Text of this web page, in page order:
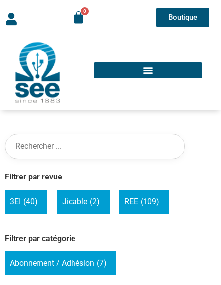
Boutique
Filtrer par revue
3EI (40) Jicable (2) REE (109)
Filtrer par catégorie
Abonnement / Adhésion (7)